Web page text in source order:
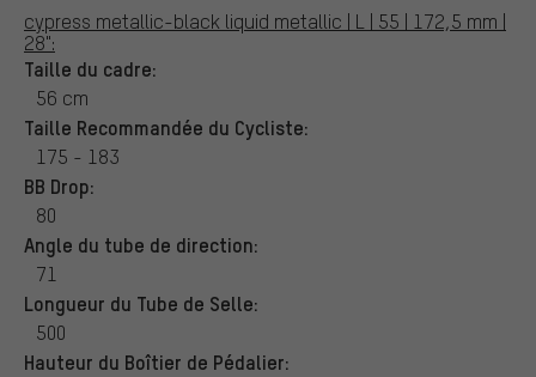
cypress metallic-black liquid metallic | L | 55 | 172,5 mm |
28":
Taille du cadre:
56 cm
Taille Recommandée du Cycliste:
175 - 183
BB Drop:
80
Angle du tube de direction:
71
Longueur du Tube de Selle:
500
Hauteur du Boîtier de Pédalier: